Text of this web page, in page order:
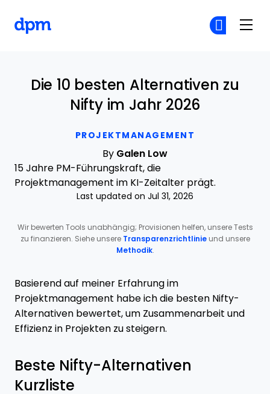
PROJEKTMANAGEMENT
Die 10 besten Alternativen zu
Nifty im Jahr 2026
By Galen Low
15 Jahre PM-Führungskraft, die
Projektmanagement im KI-Zeitalter prägt.
Last updated on Jul 31, 2026
Wir bewerten Tools unabhängig; Provisionen helfen, unsere Tests
zu finanzieren. Siehe unsere Transparenzrichtlinieund unsere
Methodik.
Basierend auf meiner Erfahrung im
Projektmanagement habe ich die besten Nifty-
Alternativen bewertet, um Zusammenarbeit und
Effizienz in Projekten zu steigern.
Beste Nifty-Alternativen
Kurzliste